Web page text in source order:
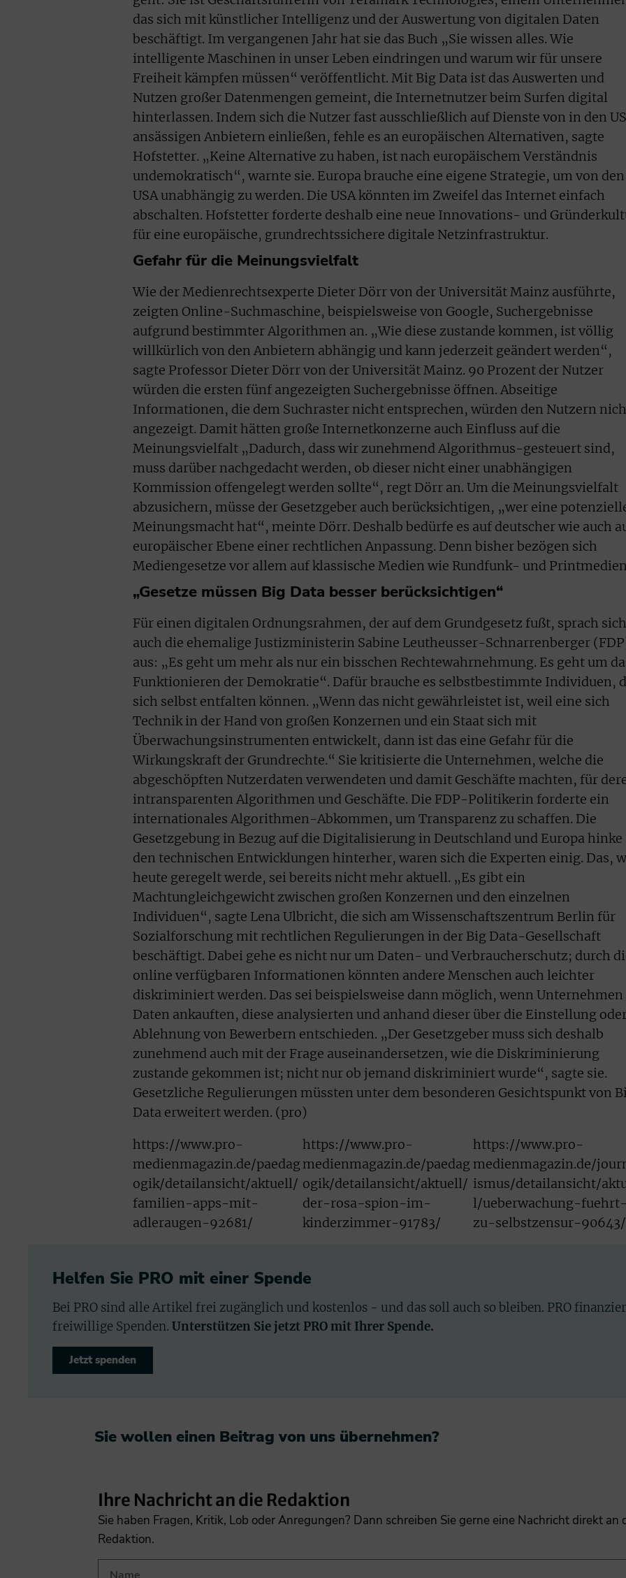
das sich mit künstlicher Intelligenz und der Auswertung von digitalen Daten
beschäftigt. Im vergangenen Jahr hat sie das Buch „Sie wissen alles. Wie
intelligente Maschinen in unser Leben eindringen und warum wir für unsere
Freiheit kämpfen müssen“ veröffentlicht. Mit Big Data ist das Auswerten und
Nutzen großer Datenmengen gemeint, die Internetnutzer beim Surfen digital
hinterlassen. Indem sich die Nutzer fast ausschließlich auf Dienste von in den
ansässigen Anbietern einließen, fehle es an europäischen Alternativen, sagte
Hofstetter. „Keine Alternative zu haben, ist nach europäischem Verständnis
undemokratisch“, warnte sie. Europa brauche eine eigene Strategie, um von den
USA unabhängig zu werden. Die USA könnten im Zweifel das Internet einfach
abschalten. Hofstetter forderte deshalb eine neue Innovations- und
für eine europäische, grundrechtssichere digitale Netzinfrastruktur.
Gefahr für die Meinungsvielfalt
Wie der Medienrechtsexperte Dieter Dörr von der Universität Mainz ausführte,
zeigten Online-Suchmaschine, beispielsweise von Google, Suchergebnisse
aufgrund bestimmter Algorithmen an. „Wie diese zustande kommen, ist völlig
willkürlich von den Anbietern abhängig und kann jederzeit geändert werden“,
sagte Professor Dieter Dörr von der Universität Mainz. 90 Prozent der Nutzer
würden die ersten fünf angezeigten Suchergebnisse öffnen. Abseitige
Informationen, die dem Suchraster nicht entsprechen, würden den Nutzern
angezeigt. Damit hätten große Internetkonzerne auch Einfluss auf die
Meinungsvielfalt „Dadurch, dass wir zunehmend Algorithmus-gesteuert sind,
muss darüber nachgedacht werden, ob dieser nicht einer unabhängigen
Kommission offengelegt werden sollte“, regt Dörr an. Um die Meinungsvielfalt
abzusichern, müsse der Gesetzgeber auch berücksichtigen, „wer eine
Meinungsmacht hat“, meinte Dörr. Deshalb bedürfe es auf deutscher wie auch
europäischer Ebene einer rechtlichen Anpassung. Denn bisher bezögen sich
Mediengesetze vor allem auf klassische Medien wie Rundfunk- und
„Gesetze müssen Big Data besser berücksichtigen“
Für einen digitalen Ordnungsrahmen, der auf dem Grundgesetz fußt, sprach sich
auch die ehemalige Justizministerin Sabine Leutheusser-Schnarrenberger
aus: „Es geht um mehr als nur ein bisschen Rechtewahrnehmung. Es geht um
Funktionieren der Demokratie“. Dafür brauche es selbstbestimmte Individuen,
sich selbst entfalten können. „Wenn das nicht gewährleistet ist, weil eine sich
Technik in der Hand von großen Konzernen und ein Staat sich mit
Überwachungsinstrumenten entwickelt, dann ist das eine Gefahr für die
Wirkungskraft der Grundrechte.“ Sie kritisierte die Unternehmen, welche die
abgeschöpften Nutzerdaten verwendeten und damit Geschäfte machten, für
intransparenten Algorithmen und Geschäfte. Die FDP-Politikerin forderte ein
internationales Algorithmen-Abkommen, um Transparenz zu schaffen. Die
Gesetzgebung in Bezug auf die Digitalisierung in Deutschland und Europa hinke
den technischen Entwicklungen hinterher, waren sich die Experten einig. Das,
heute geregelt werde, sei bereits nicht mehr aktuell. „Es gibt ein
Machtungleichgewicht zwischen großen Konzernen und den einzelnen
Individuen“, sagte Lena Ulbricht, die sich am Wissenschaftszentrum Berlin für
Sozialforschung mit rechtlichen Regulierungen in der Big Data-Gesellschaft
beschäftigt. Dabei gehe es nicht nur um Daten- und Verbraucherschutz; durch
online verfügbaren Informationen könnten andere Menschen auch leichter
diskriminiert werden. Das sei beispielsweise dann möglich, wenn Unternehmen
Daten ankauften, diese analysierten und anhand dieser über die Einstellung
Ablehnung von Bewerbern entschieden. „Der Gesetzgeber muss sich deshalb
zunehmend auch mit der Frage auseinandersetzen, wie die Diskriminierung
zustande gekommen ist; nicht nur ob jemand diskriminiert wurde“, sagte sie.
Gesetzliche Regulierungen müssten unter dem besonderen Gesichtspunkt von
Data erweitert werden. (pro)
https://www.pro-
medienmagazin.de/paedag
ogik/detailansicht/aktuell/
familien-apps-mit-
adleraugen-92681/
https://www.pro-
medienmagazin.de/paedag
ogik/detailansicht/aktuell/
der-rosa-spion-im-
kinderzimmer-91783/
https://www.pro-
medienmagazin.de/
ismus/detailansicht/
l/ueberwachung-fuehrt-
zu-selbstzensur-90643/
Helfen Sie PRO mit einer Spende
Bei PRO sind alle Artikel frei zugänglich und kostenlos - und das soll auch so bleiben. PRO
freiwillige Spenden. Unterstützen Sie jetzt PRO mit Ihrer Spende.
Jetzt spenden
Sie wollen einen Beitrag von uns übernehmen?​
Ihre Nachricht an die Redaktion
Sie haben Fragen, Kritik, Lob oder Anregungen? Dann schreiben Sie gerne eine Nachricht direkt an
Redaktion.